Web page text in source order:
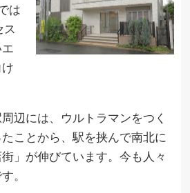
は
ス
辺には、ウルトラマンをつく
ことから、駅を挟んで南北に
街」が伸びています。今も人々
。